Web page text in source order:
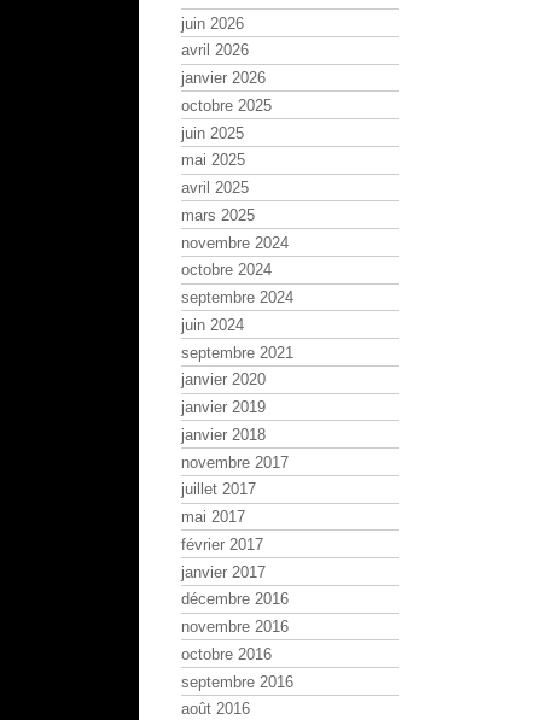
juin 2026
avril 2026
janvier 2026
octobre 2025
juin 2025
mai 2025
avril 2025
mars 2025
novembre 2024
octobre 2024
septembre 2024
juin 2024
septembre 2021
janvier 2020
janvier 2019
janvier 2018
novembre 2017
juillet 2017
mai 2017
février 2017
janvier 2017
décembre 2016
novembre 2016
octobre 2016
septembre 2016
août 2016